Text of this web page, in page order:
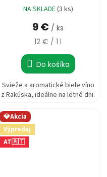
NA SKLADE(3 ks)
9 € / ks
Jednotková
12 € / 1 l
Do košíka
Svieže a aromatické biele víno
z Rakúska, ideálne na letné dni.
💎Akcia
Výpredaj
AT🇦🇹